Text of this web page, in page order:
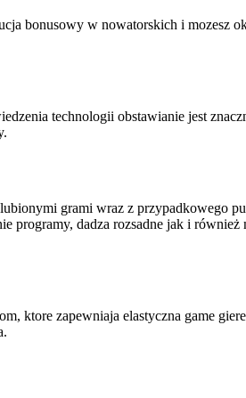
bonusowy w nowatorskich i mozesz
technologii obstawianie jest
grami wraz z przypadkowego
dadza rozsadne jak i
ktore zapewniaja elastyczna game